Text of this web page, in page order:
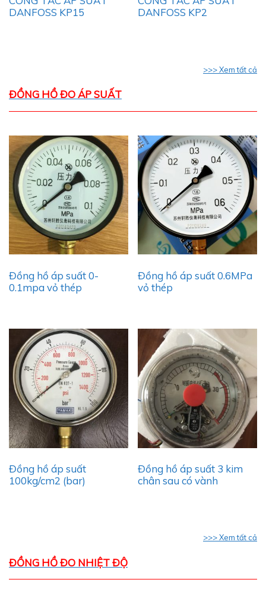
DANFOSS KP15
DANFOSS KP2
>>> Xem tất cả
ĐỒNG HỒ ĐO ÁP SUẤT
Đồng hồ áp suất 0-
0.1mpa vỏ thép
Đồng hồ áp suất 0.6MPa
vỏ thép
Đồng hồ áp suất
100kg/cm2 (bar)
Đồng hồ áp suất 3 kim
chân sau có vành
>>> Xem tất cả
ĐỒNG HỒ ĐO NHIỆT ĐỘ